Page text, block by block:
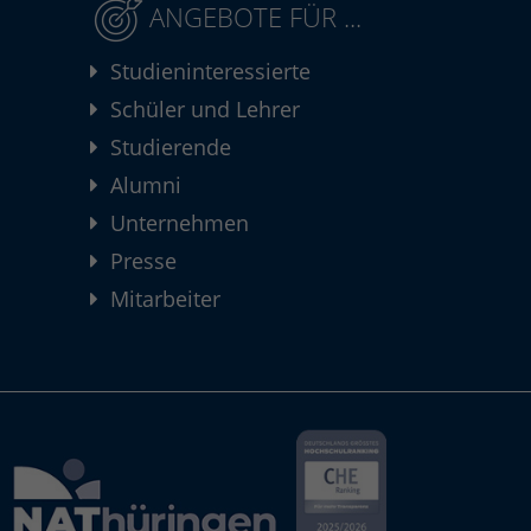
ANGEBOTE FÜR ...
Studieninteressierte
Schüler und Lehrer
Studierende
Alumni
Unternehmen
Presse
Mitarbeiter